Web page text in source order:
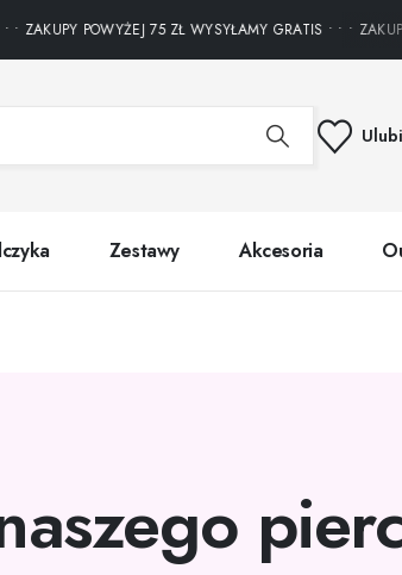
ZAKUPY POWYŻEJ 75 ZŁ WYSYŁAMY GRATIS • • •
Zestawy Akcesoria